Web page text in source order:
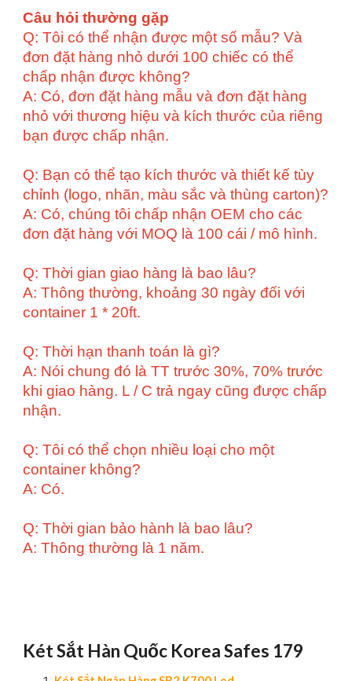
Câu hỏi thường gặp
Q: Tôi có thể nhận được một số mẫu? Và
đơn đặt hàng nhỏ dưới 100 chiếc có thể
chấp nhận được không?
A: Có, đơn đặt hàng mẫu và đơn đặt hàng
nhỏ với thương hiệu và kích thước của riêng
bạn được chấp nhận.
Q: Bạn có thể tạo kích thước và thiết kế tùy
chỉnh (logo, nhãn, màu sắc và thùng carton)?
A: Có, chúng tôi chấp nhận OEM cho các
đơn đặt hàng với MOQ là 100 cái / mô hình.
Q: Thời gian giao hàng là bao lâu?
A: Thông thường, khoảng 30 ngày đối với
container 1 * 20ft.
Q: Thời hạn thanh toán là gì?
A: Nói chung đó là TT trước 30%, 70% trước
khi giao hàng. L / C trả ngay cũng được chấp
nhận.
Q: Tôi có thể chọn nhiều loại cho một
container không?
A: Có.
Q: Thời gian bảo hành là bao lâu?
A: Thông thường là 1 năm.
Két Sắt Hàn Quốc Korea Safes 179